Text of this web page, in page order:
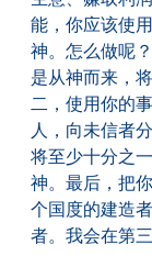
能，你应该使
神。怎么做呢
是从神而来，
二，使用你的
人，向未信者
将至少十分之
神。最后，把
个国度的建造
者。我会在第